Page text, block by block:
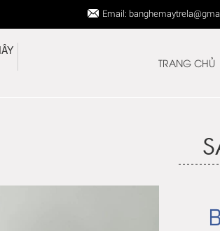
Email:
TRANG CHỦ